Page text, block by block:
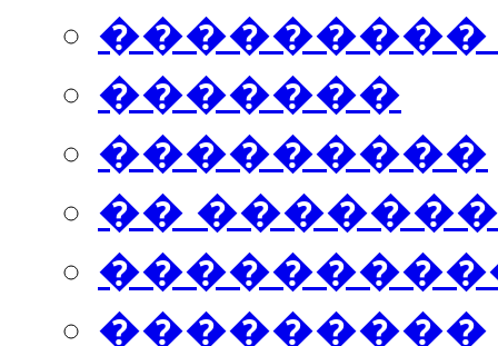
���������
�������
���������
��
���������